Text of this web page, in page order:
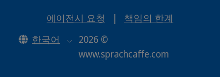
에이전시 요청 |
책임의 한계
한국어
2026 ©
www.sprachcaffe.com